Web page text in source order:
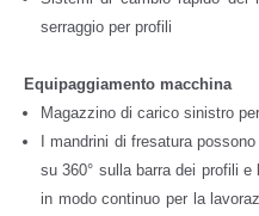
serraggio per profili
Equipaggiamento macchina
Magazzino di carico sinistro
I mandrini di fresatura
su 360° sulla barra dei profili e
in modo continuo per la